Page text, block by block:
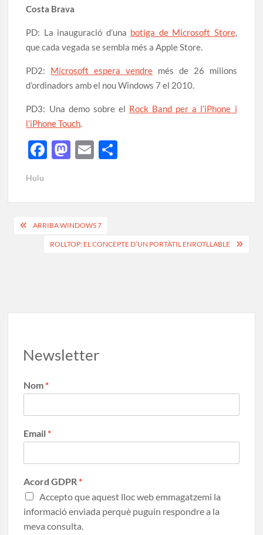
Costa Brava
PD: La inauguració d’una botiga de Microsoft Store,
que cada vegada se sembla més a Apple Store.
PD2: Microsoft espera vendre més de 26 milions
d’ordinadors amb el nou Windows 7 el 2010.
PD3: Una demo sobre el Rock Band per a l’iPhone i
l’iPhone Touch.
F
b
o
o
M
d
o
n
E
p
te
Hulu
ARRIBA WINDOWS 7
ROLLTOP: EL CONCEPTE D’UN PORTÀTIL ENROTLLABLE
Newsletter
Nom *
Email *
Acord GDPR *
Accepto que aquest lloc web emmagatzemi la
informació enviada perquè puguin respondre a la
meva consulta.